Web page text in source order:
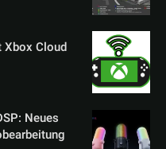
Xbox Cloud
Neues